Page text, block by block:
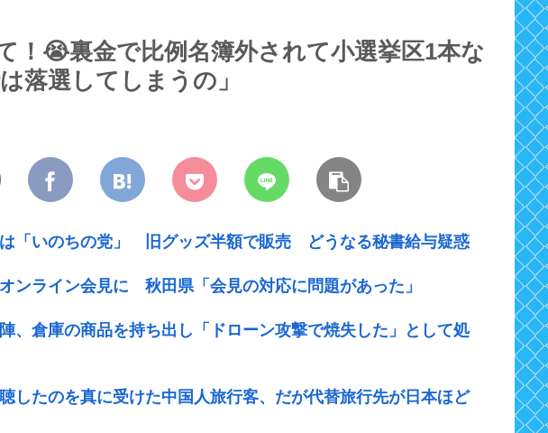
！😭裏金で比例名簿外されて小選挙区1本な
落選してしまうの」
「いのちの党」 旧グッズ半額で販売 どうなる秘書給与疑惑
ンライン会見に 秋田県「会見の対応に問題があった」
、倉庫の商品を持ち出し「ドローン攻撃で焼失した」として処
したのを真に受けた中国人旅行客、だが代替旅行先が日本ほど